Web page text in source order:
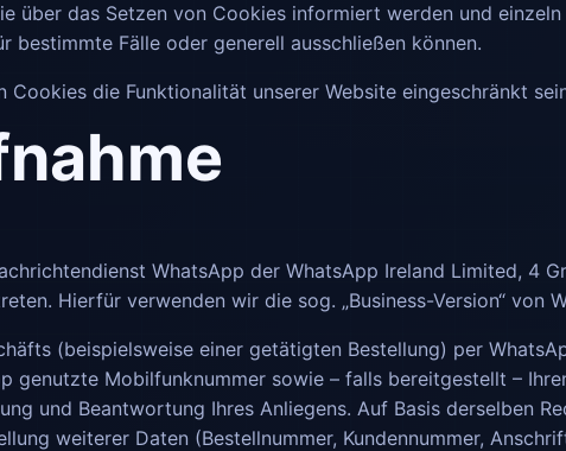
über das Setzen von Cookies informiert werden und
bestimmte Fälle oder generell ausschließen können.
die Funktionalität unserer Website eingeschränkt
WhatsApp der WhatsApp Ireland Limited, 4
Hierfür verwenden wir die sog. „Business-Version“ von
(beispielsweise einer getätigten Bestellung) per
genutzte Mobilfunknummer sowie – falls bereitgestellt –
und Beantwortung Ihres Anliegens. Auf Basis derselben
weiterer Daten (Bestellnummer, Kundennummer,